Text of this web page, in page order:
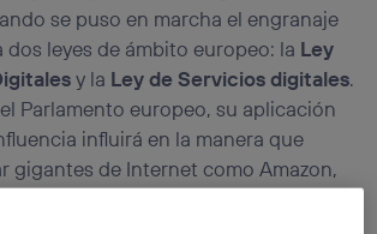
se puso en marcha el engranaje
dos leyes de ámbito europeo: la Ley
y la Ley de Servicios digitales.
Parlamento europeo, su aplicación
influirá en la manera que
gigantes de Internet como Amazon,